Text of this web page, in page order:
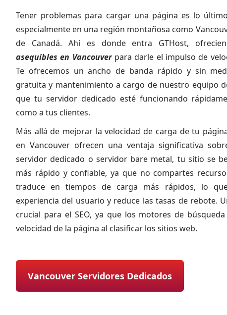
Tener problemas para cargar una página es lo
especialmente en una región montañosa como
de Canadá. Ahí es donde entra GTHost,
asequibles en Vancouverpara darle el impulso de
Te ofrecemos un ancho de banda rápido y sin
gratuita y mantenimiento a cargo de nuestro equipo
que tu servidor dedicado esté funcionando
como a tus clientes.
Más allá de mejorar la velocidad de carga de tu
en Vancouver ofrecen una ventaja significativa
servidor dedicado o servidor bare metal, tu sitio se
más rápido y confiable, ya que no compartes
traduce en tiempos de carga más rápidos, lo
experiencia del usuario y reduce las tasas de rebote.
crucial para el SEO, ya que los motores de
velocidad de la página al clasificar los sitios web.
Vancouver Servidores Dedicados